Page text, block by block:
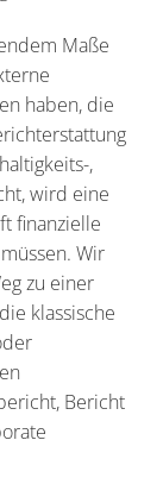
Maße
haben, die
,
wird eine
finanzielle
Wir
zu einer
klassische
Bericht